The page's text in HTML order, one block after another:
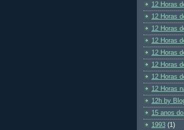
12 Horas
12 Horas
12 Horas
12 Horas
12 Horas
12 Horas
12 Horas
12 Horas
12h by
15 anos
1993 (1)